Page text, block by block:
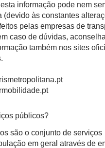
informação pode nem
(devido às constantes
pelas empresas de
caso de dúvidas,
também nos sites
públicos?
são o conjunto de serviços
em geral através de